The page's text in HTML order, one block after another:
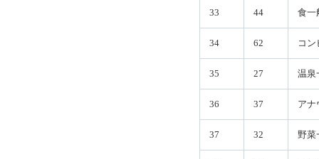
33 44 食一
34 62 コ
35 27 温泉
36 37 アナ
37 32 野菜